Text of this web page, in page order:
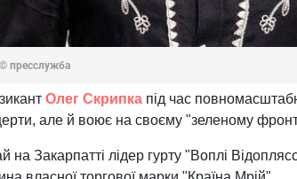
© пресслужба
Олег Скрипка під час
але й воює на своєму "зеленому
на Закарпатті лідер гурту "Воплі